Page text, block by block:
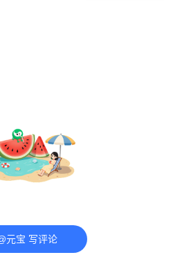
元宝 写评论